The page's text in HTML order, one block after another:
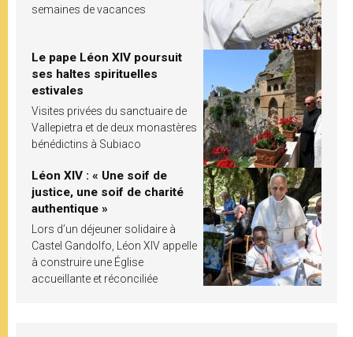
semaines de vacances
Le pape Léon XIV poursuit
ses haltes spirituelles
estivales
Visites privées du sanctuaire de
Vallepietra et de deux monastères
bénédictins à Subiaco
Léon XIV : « Une soif de
justice, une soif de charité
authentique »
Lors d’un déjeuner solidaire à
Castel Gandolfo, Léon XIV appelle
à construire une Église
accueillante et réconciliée